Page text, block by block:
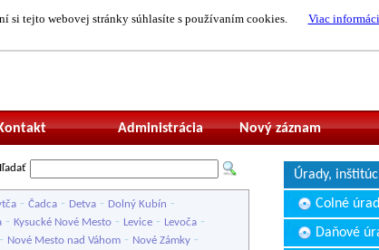
si tejto webovej stránky súhlasíte s používaním cookies. Viac
Nový záznam
Administrácia
- Čadca - Detva - Dolný Kubín -
- Kysucké Nové Mesto - Levice - Levoča -
- Nové Mesto nad Váhom - Nové Zámky -
Úrady,
Colné
Daňové